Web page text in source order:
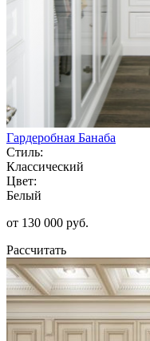
Гардеробная Банаба
Стиль:
Классический
Цвет:
Белый
от 130 000 руб.
Рассчитать